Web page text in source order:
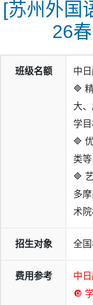
[苏州外国
26
班级名额
中日
🔷
大
学目
🔷
类
🔷
多
术院
招生对象 全国
费用参考
中日
🔘